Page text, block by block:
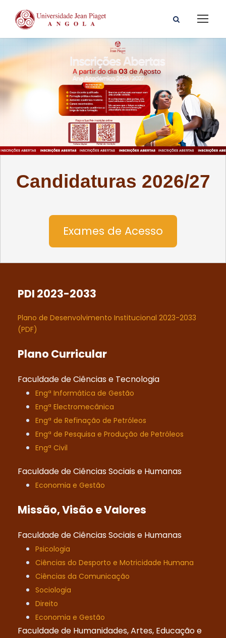
Candidaturas 2026/27
Exames de Acesso
PDI 2023-2033
Plano de Desenvolvimento Institucional 2023-2033
(PDF)
Plano Curricular
Faculdade de Ciências e Tecnologia
Engª Informática de Gestão
Engª Electromecânica
Engª de Refinação de Petróleos
Engª de Pesquisa e Produção de Petróleos
Engª Civil
Faculdade de Ciências Sociais e Humanas
Economia e Gestão
Missão, Visão e Valores
Faculdade de Ciências Sociais e Humanas
Psicologia
Ciências do Desporto e Motricidade Humana
Ciências da Comunicação
Sociologia
Direito
Economia e Gestão
Faculdade de Humanidades, Artes, Educação e